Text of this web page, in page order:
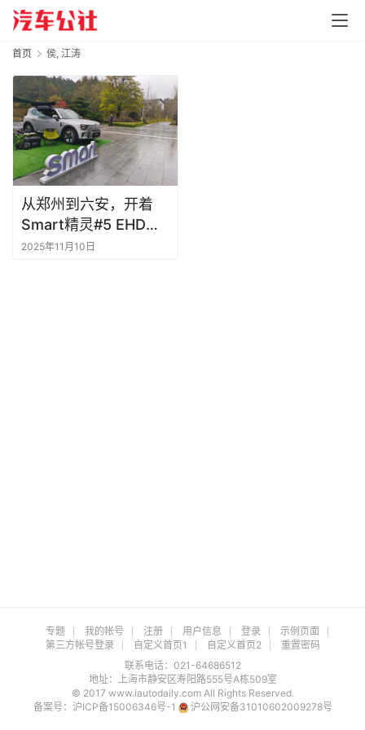
首页 侯, 江涛
从郑州到六安，开着
Smart精灵#5 EHD，
我竟在暴雨中跑出了”
2025年11月10日
专题 我的帐号 注册 用户信息 登录
示例页面
第三方帐号登录
自定义首页1 自定义首页2
重置密码
联系电话：021-64686512
地址：上海市静安区寿阳路555号A栋509室
© 2017 www.iautodaily.com All Rights Reserved.
备案号： 沪ICP备15006346号-1 沪公网安备31010602009278号